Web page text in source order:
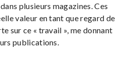
plusieurs magazines. Ces
valeur en tant que regard de
sur ce « travail », me donnant
publications.